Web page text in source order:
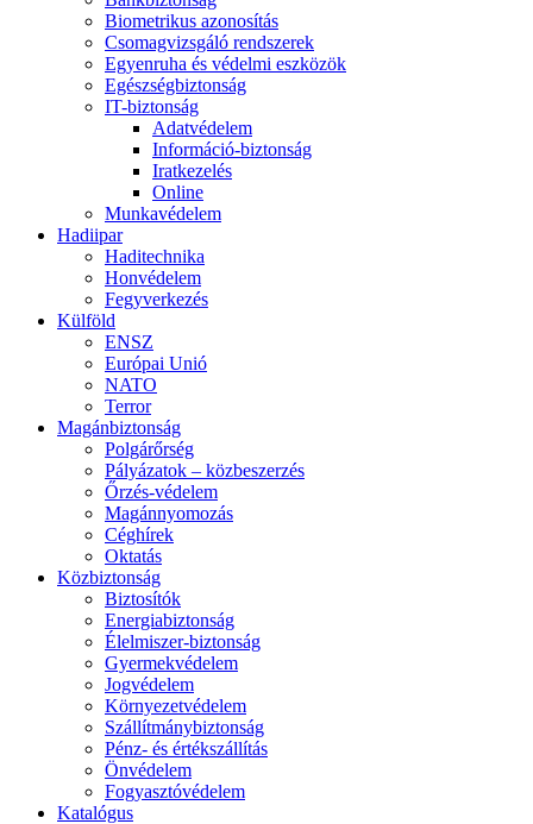
Biometrikus azonosítás
Csomagvizsgáló rendszerek
Egyenruha és védelmi eszközök
Egészségbiztonság
IT-biztonság
Adatvédelem
Információ-biztonság
Iratkezelés
Online
Munkavédelem
Hadiipar
Haditechnika
Honvédelem
Fegyverkezés
Külföld
ENSZ
Európai Unió
NATO
Terror
Magánbiztonság
Polgárőrség
Pályázatok – közbeszerzés
Őrzés-védelem
Magánnyomozás
Céghírek
Oktatás
Közbiztonság
Biztosítók
Energiabiztonság
Élelmiszer-biztonság
Gyermekvédelem
Jogvédelem
Környezetvédelem
Szállítmánybiztonság
Pénz- és értékszállítás
Önvédelem
Fogyasztóvédelem
Katalógus